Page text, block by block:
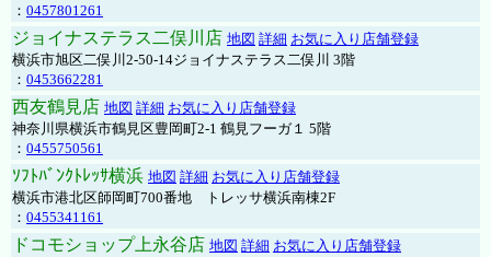
： 0457801261
ジョイナステラス二俣川店 地図 詳細 お気に入り店舗登録
横浜市旭区二俣川2-50-14ジョイナステラス二俣川 3階
： 0453662281
西友鶴見店 地図 詳細 お気に入り店舗登録
神奈川県横浜市鶴見区豊岡町2-1 鶴見フーガ１ 5階
： 0455750561
ｿﾌﾄﾊﾞﾝｸﾄﾚｯｻ横浜 地図 詳細 お気に入り店舗登録
横浜市港北区師岡町700番地 トレッサ横浜南棟2F
： 0455341161
ドコモショップ上永谷店 地図 詳細 お気に入り店舗登録